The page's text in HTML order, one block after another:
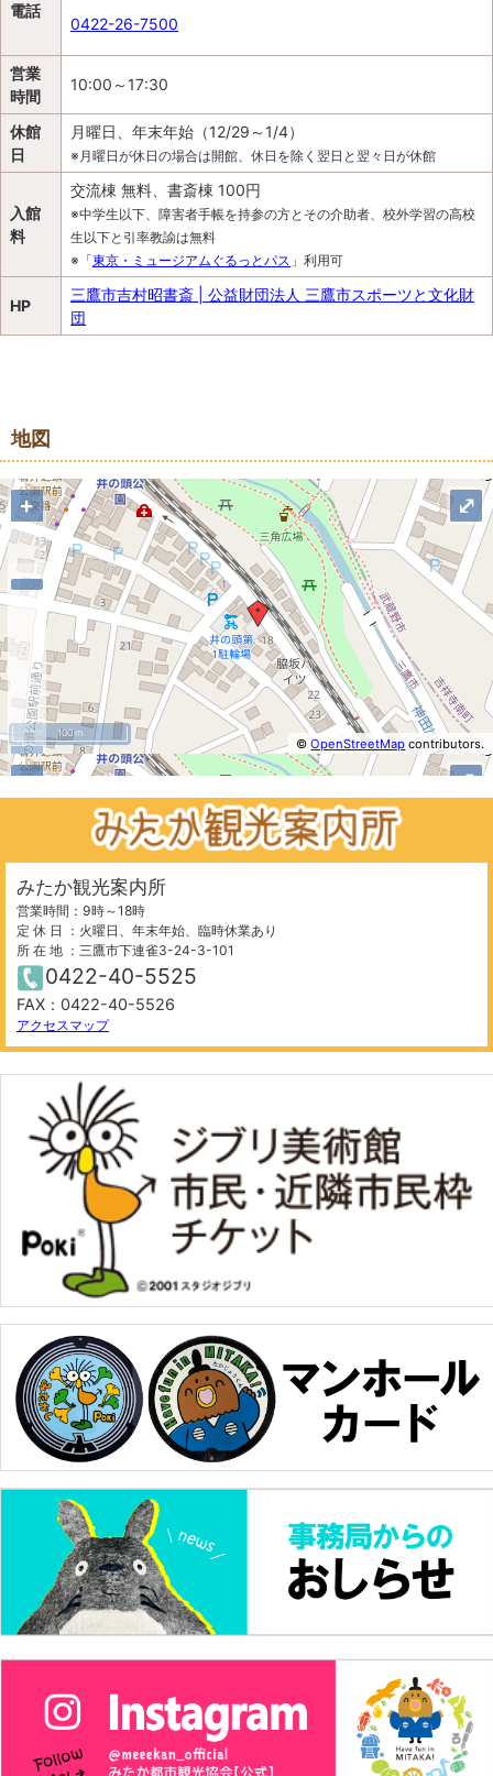
電話
0422-26-7500
営業
時間
10:00～17:30
休館
日
月曜日、年末年始（12/29～1/4）
※月曜日が休日の場合は開館、休日を除く翌日と翌々日が休館
入館
料
交流棟 無料、書斎棟 100円
※中学生以下、障害者手帳を持参の方とその介助者、校外学習の高校
生以下と引率教諭は無料
※「東京・ミュージアムぐるっとパス 」利用可
HP
三鷹市吉村昭書斎 | 公益財団法人 三鷹市スポーツと文化財
団
地図
+
−
©OpenStreetMap contributors.
100 m
⤢
+
−
100 m
⤢
みたか観光案内所
営業時間：9時～18時
定 休 日 ：火曜日、年末年始、臨時休業あり
所 在 地 ：三鷹市下連雀3-24-3-101
0422-40-5525
FAX：0422-40-5526
アクセスマップ